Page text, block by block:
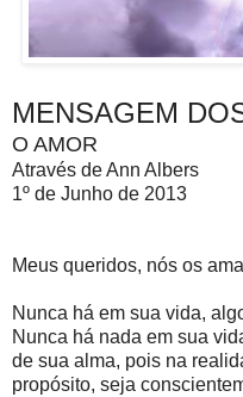
MENSAGEM
O AMOR
Através de Ann Albers
1º de Junho de 2013
Meus queridos, nós os
Nunca há em sua vida,
Nunca há nada em sua
de sua alma, pois na
propósito, seja